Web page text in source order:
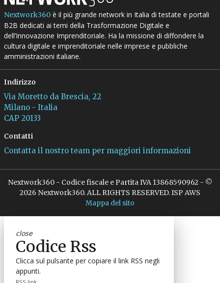
Nextwork360è il più grande network in Italia di testate e portali
B2B dedicati ai temi della Trasformazione Digitale e
dell’Innovazione Imprenditoriale. Ha la missione di diffondere la
cultura digitale e imprenditoriale nelle imprese e pubbliche
amministrazioni italiane.
Indirizzo
Via Moretto da Brescia, 22
Milano - Italia
CAP 20133
Contatti
Contatta il nostro team per maggiori informazioni
Nextwork360 - Codice fiscale e Partita IVA 13868590962 - ©
2026 Nextwork360. ALL RIGHTS RESERVED. ISP AWS
Mappa del sito
close
Codice Rss
Clicca sul pulsante per copiare il link RSS negli
appunti.